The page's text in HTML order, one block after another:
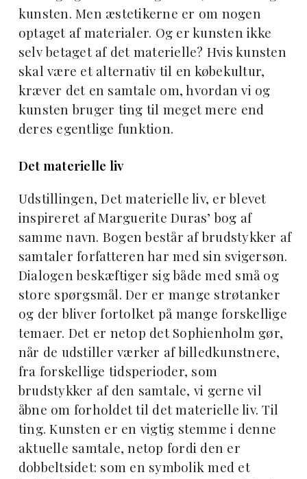
kunsten. Men æstetikerne er om nogen
optaget af materialer. Og er kunsten ikke
selv betaget af det materielle? Hvis kunsten
skal være et alternativ til en købekultur,
kræver det en samtale om, hvordan vi og
kunsten bruger ting til meget mere end
deres egentlige funktion.
Det materielle liv
Udstillingen, Det materielle liv, er blevet
inspireret af Marguerite Duras’ bog af
samme navn. Bogen består af brudstykker af
samtaler forfatteren har med sin svigersøn.
Dialogen beskæftiger sig både med små og
store spørgsmål. Der er mange strøtanker
og der bliver fortolket på mange forskellige
temaer. Det er netop det Sophienholm gør,
når de udstiller værker af billedkunstnere,
fra forskellige tidsperioder, som
brudstykker af den samtale, vi gerne vil
åbne om forholdet til det materielle liv. Til
ting. Kunsten er en vigtig stemme i denne
aktuelle samtale, netop fordi den er
dobbeltsidet: som en symbolik med et